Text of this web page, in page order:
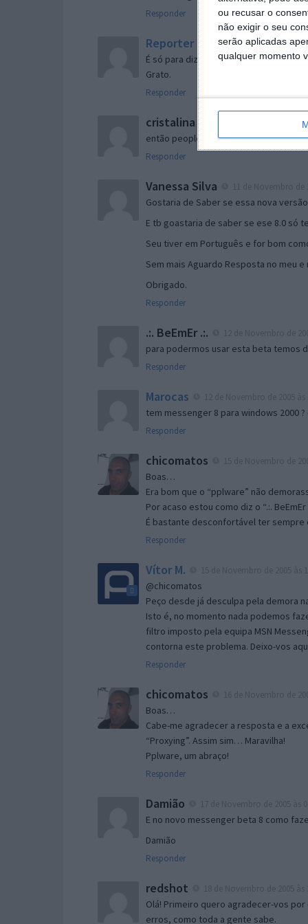
ou recusar o
não exigir o seu
serão aplicadas
qualquer momento
Responder
Reporter 7 de Novembro de 2005 às
É só para dizer que ainda não me
Grato.
Responder
cristalina 11 de Novembro de 2005
então people
Responder
Vanessa Silva
Gostaria de Saber se essa nova
E tb goastaria de saber se ese 8.0 só
Seu tiver em Português e for bom
Sem mais Aguardo Resposta no meu e
Obrigado.
Responder
.:. BeEmEr .:.
para podermos usar esta beta temos
Responder
Marocas
tem messenger 8 para windows 2000
Responder
chicomatos
Boas…
Era bom que o “pplware” não
Por acaso estou como diz o “.:.
É bastante desconfortável ter sempre
Responder
Vítor M.
@chicomatos
Peço desde já desculpa pela demora
Isto é, no momento nada podemos
filtro imposto pela equipa MSN
contorna este problema. Deixo-vos
Responder
chicomatos
Boas…
Cabe-me agradecer a resposta e a
“Proxying”. Assim sim… Maravilha!
Pplware, um abraço!
Responder
Damião
E no novo messenger beta 8 como
Damião
Responder
redshot
Olá! Primeiro quero agradecer-vos
erros, como toda a gente sabe.